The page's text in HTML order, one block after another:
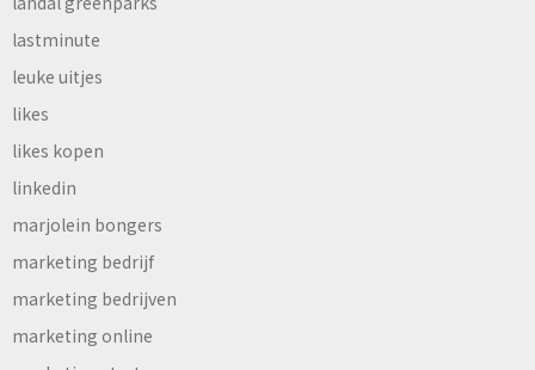
lastminute
leuke uitjes
likes
likes kopen
linkedin
marjolein bongers
marketing bedrijf
marketing bedrijven
marketing online